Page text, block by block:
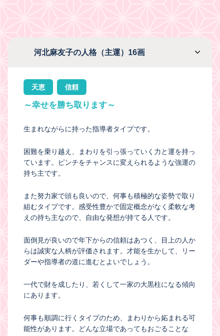
河北麻友子の人格（主運）16画
天恵 信頼
～幸せを勝ち取ります～
生まれながらに持った指導者タイプです。
困難を乗り越え、まわりを引っ張っていく力と運を持っ
ています。ピンチをチャンスに変えられるような強運の
持ち主です。
また努力家で頭も良いので、何事も積極的な姿勢で取り
組むタイプです。感受性豊かで固定概念がなく柔軟な考
えの持ち主なので、自由な発想が持てる人です。
面倒見が良いので年下からの信頼はあつく、目上の人か
らは誠実な人柄が評価されます。才能を生かして、リー
ダーや指導者の道に進むとよいでしょう。
一代で財を成したり、若くして一家の大黒柱になる傾向
にあります。
何事も順調に行くタイプのため、まわりから妬まれる可
能性があります。どんな立場であってもおごることな